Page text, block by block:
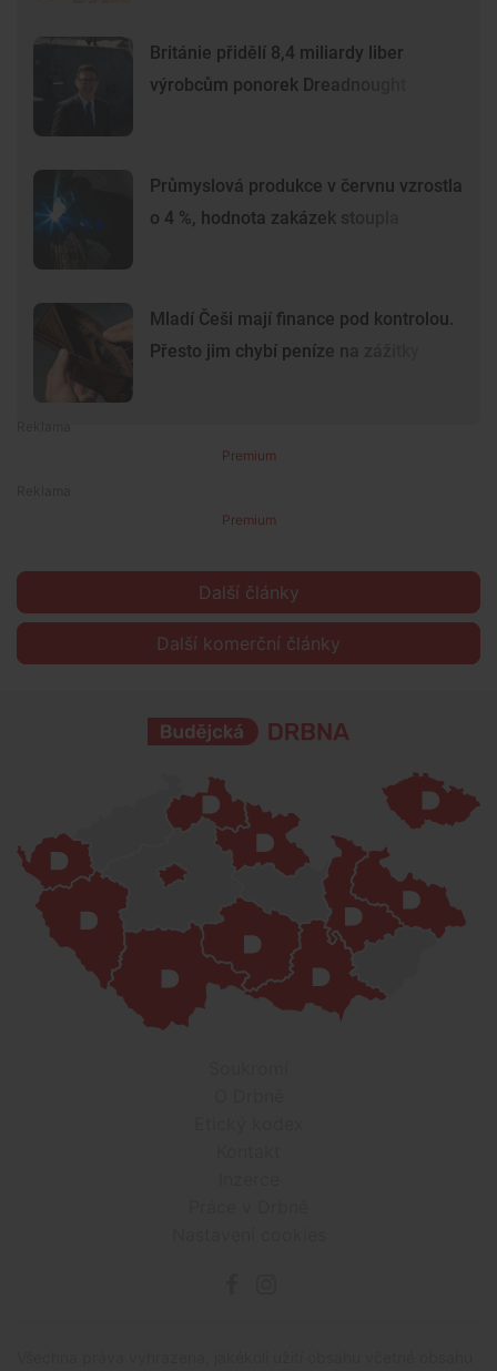
Británie přidělí 8,4 miliardy liber
výrobcům ponorek Dreadnought
Průmyslová produkce v červnu vzrostla
o 4 %, hodnota zakázek stoupla
Mladí Češi mají finance pod kontrolou.
Přesto jim chybí peníze na zážitky
Premium
Premium
Další články
Další komerční články